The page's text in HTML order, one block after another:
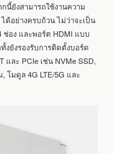
นี้ยังสามารถใช้งานความ
ด้อย่างครบถ้วน ไม่ว่าจะเป็น
ช่อง และพอร์ต HDMI แบบ
งยังรองรับการติดตั้งบอร์ด
และ PCIe เช่น NVMe SSD,
โมดูล 4G LTE/5G และ